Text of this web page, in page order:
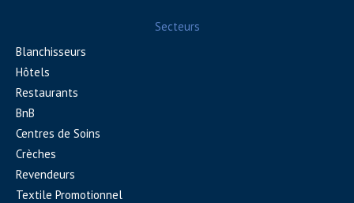
Secteurs
Blanchisseurs
Hôtels
Restaurants
BnB
Centres de Soins
Crèches
Revendeurs
Textile Promotionnel